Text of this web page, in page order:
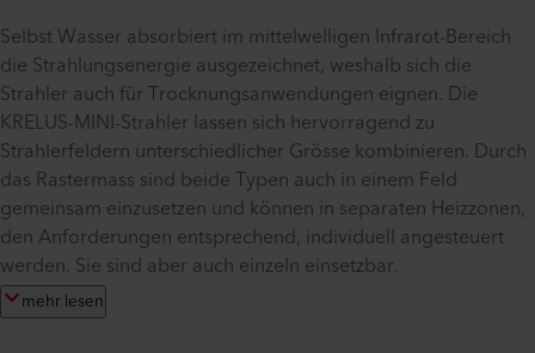
Selbst Wasser absorbiert im mittelwelligen Infrarot-Bereich
die Strahlungsenergie ausgezeichnet, weshalb sich die
Strahler auch für Trocknungsanwendungen eignen. Die
KRELUS-MINI-Strahler lassen sich hervorragend zu
Strahlerfeldern unterschiedlicher Grösse kombinieren. Durch
das Rastermass sind beide Typen auch in einem Feld
gemeinsam einzusetzen und können in separaten Heizzonen,
den Anforderungen entsprechend, individuell angesteuert
werden. Sie sind aber auch einzeln einsetzbar.
mehr lesen